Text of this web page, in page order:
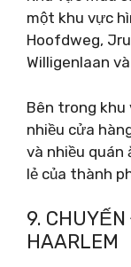
một khu vực
Hoofdweg,
Willigenlaan
Bên trong khu
nhiều cửa
và nhiều
lẻ của thành
9. CHUYẾN
HAARLEM